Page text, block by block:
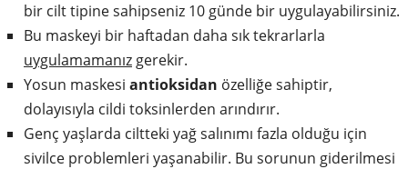
bir cilt tipine sahipseniz 10 günde bir uygulayabilirsiniz.
Bu maskeyi bir haftadan daha sık tekrarlarla
uygulamamanız gerekir.
Yosun maskesi antioksidan özelliğe sahiptir,
dolayısıyla cildi toksinlerden arındırır.
Genç yaşlarda ciltteki yağ salınımı fazla olduğu için
sivilce problemleri yaşanabilir. Bu sorunun giderilmesi